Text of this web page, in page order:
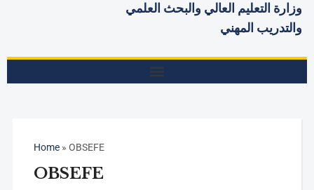
وزارة التعليم العالي والبحث العلمي
والتدريب المهني
Home» OBSEFE
OBSEFE